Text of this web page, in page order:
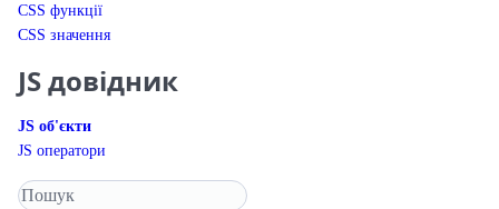
CSS функції
CSS значення
JS довідник
JS об'єкти
JS оператори
Пошук у довіднику